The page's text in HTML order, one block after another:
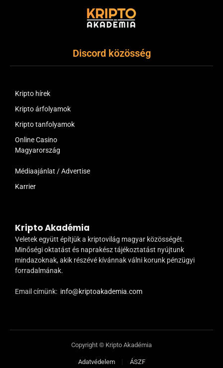
Discord közösség
Kripto hírek
Kripto árfolyamok
Kripto tanfolyamok
Online Casino
Magyarország
Médiaajánlat / Advertise
Karrier
Kripto Akadémia
Veletek együtt építjük a kriptovilág magyar közösségét.
Minőségi oktatást és naprakész tájékoztatást nyújtunk
mindazoknak, akik részévé kívánnak válni korunk pénzügyi
forradalmának.
Email címünk: info@kriptoakademia.com
Copyright © Kripto Akadémia
Adatvédelem ÁSZF